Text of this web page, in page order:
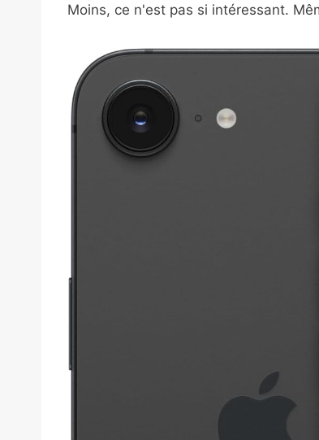
Moins, ce n'est pas si intéressant.